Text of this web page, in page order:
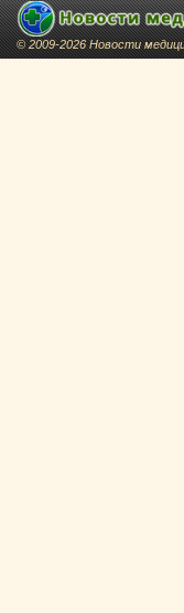
© 2009-2026 Новости